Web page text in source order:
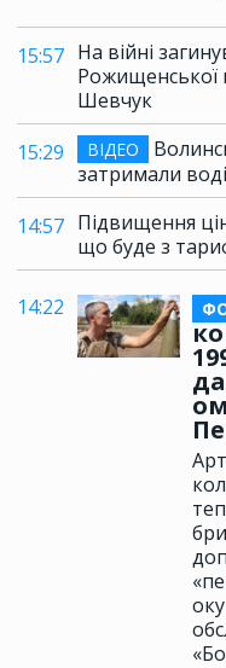
15:57 На війні
Рожищенської
Шевчук
15:29
ВІДЕО
затримали
14:57 Підвищення
що буде з
14:22